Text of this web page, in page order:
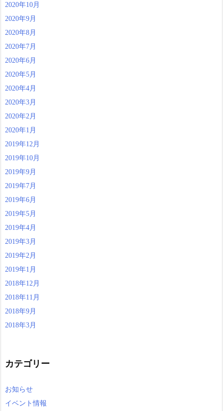
2020年10月
2020年9月
2020年8月
2020年7月
2020年6月
2020年5月
2020年4月
2020年3月
2020年2月
2020年1月
2019年12月
2019年10月
2019年9月
2019年7月
2019年6月
2019年5月
2019年4月
2019年3月
2019年2月
2019年1月
2018年12月
2018年11月
2018年9月
2018年3月
カテゴリー
お知らせ
イベント情報